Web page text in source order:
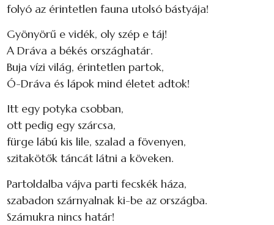
folyó az érintetlen fauna utolsó bástyája!
Gyönyörű e vidék, oly szép e táj!
A Dráva a békés országhatár.
Buja vízi világ, érintetlen partok,
Ó-Dráva és lápok mind életet adtok!
Itt egy potyka csobban,
ott pedig egy szárcsa,
fürge lábú kis lile, szalad a fövenyen,
szitakötők táncát látni a köveken.
Partoldalba vájva parti fecskék háza,
szabadon szárnyalnak ki-be az országba.
Számukra nincs határ!